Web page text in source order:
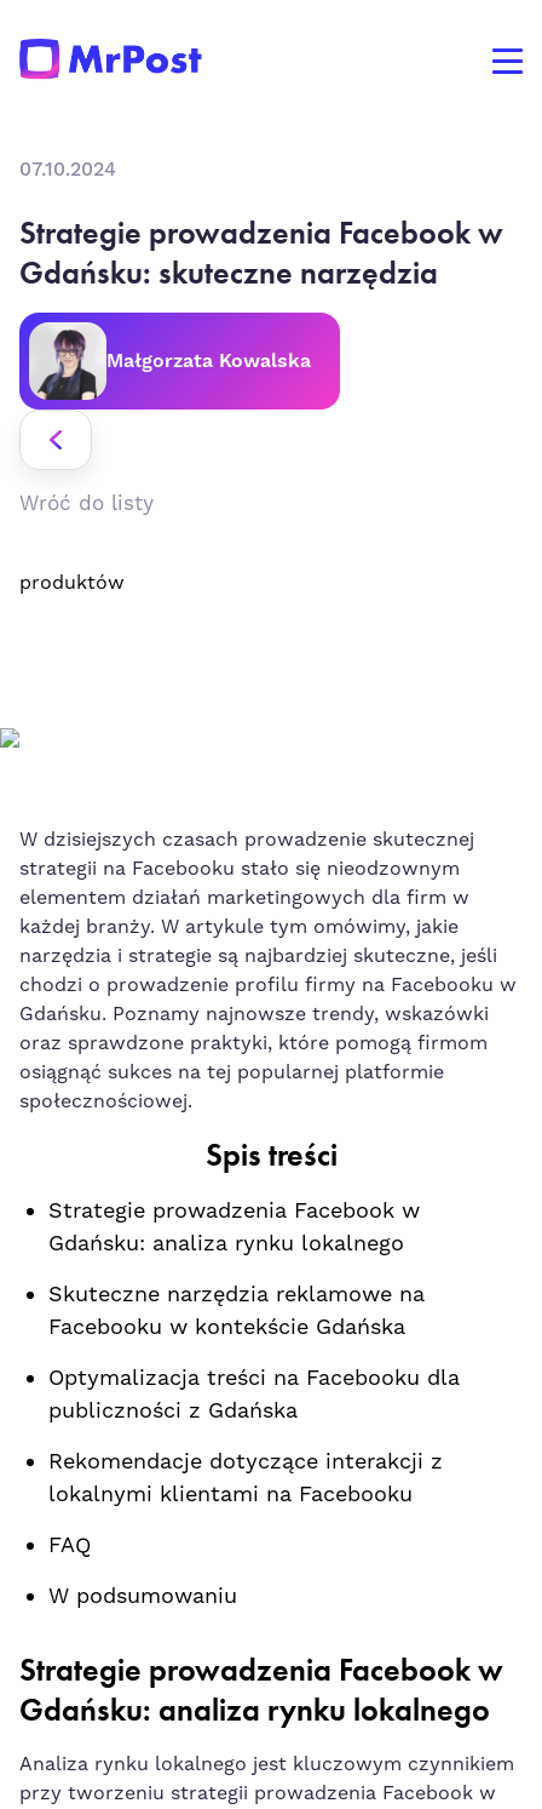
Wróć do listy
produktów
07.10.2024
Strategie prowadzenia Facebook w
Gdańsku: skuteczne narzędzia
Małgorzata Kowalska
W⁤ dzisiejszych czasach ​prowadzenie skutecznej
strategii na ⁣Facebooku stało się⁤ nieodzownym
elementem ‌działań marketingowych‌ dla firm w
każdej branży. W artykule ⁣tym ⁢omówimy, jakie
‍narzędzia⁤ i strategie są‍ najbardziej skuteczne, jeśli
chodzi⁤ o prowadzenie profilu firmy na Facebooku w
Gdańsku.‌ Poznamy najnowsze trendy, wskazówki
oraz sprawdzone praktyki, które pomogą firmom
osiągnąć sukces‌ na tej popularnej platformie
społecznościowej.
Spis treści
Strategie prowadzenia ‌Facebook w
Gdańsku: analiza rynku lokalnego
Skuteczne narzędzia reklamowe na
Facebooku w kontekście⁣ Gdańska
Optymalizacja treści na Facebooku dla
publiczności z Gdańska
Rekomendacje⁤ dotyczące interakcji z
‌lokalnymi⁤ klientami‌ na Facebooku
FAQ
W podsumowaniu
Strategie ‌prowadzenia ⁢Facebook w
Gdańsku: analiza rynku lokalnego
Analiza rynku ⁤lokalnego jest kluczowym czynnikiem
przy ⁣tworzeniu strategii​ prowadzenia Facebook w